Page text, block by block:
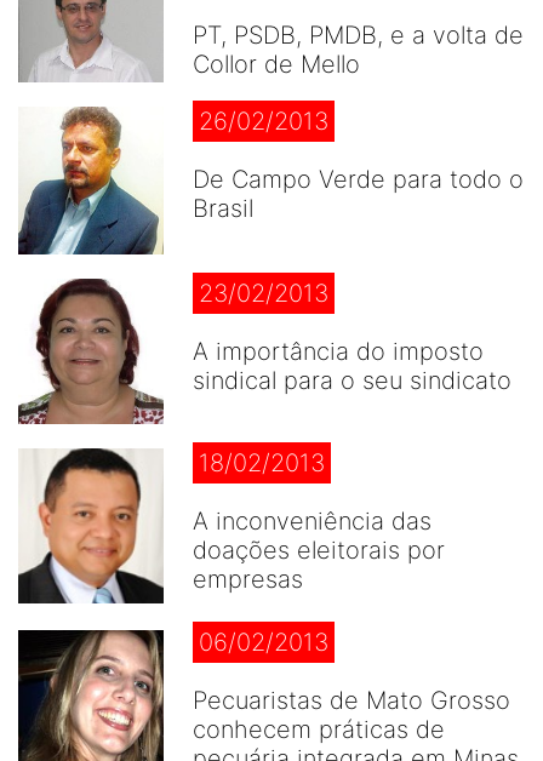
PT, PSDB, PMDB, e a volta de
Collor de Mello
26/02/2013
De Campo Verde para todo o
Brasil
23/02/2013
A importância do imposto
sindical para o seu sindicato
18/02/2013
A inconveniência das
doações eleitorais por
empresas
06/02/2013
Pecuaristas de Mato Grosso
conhecem práticas de